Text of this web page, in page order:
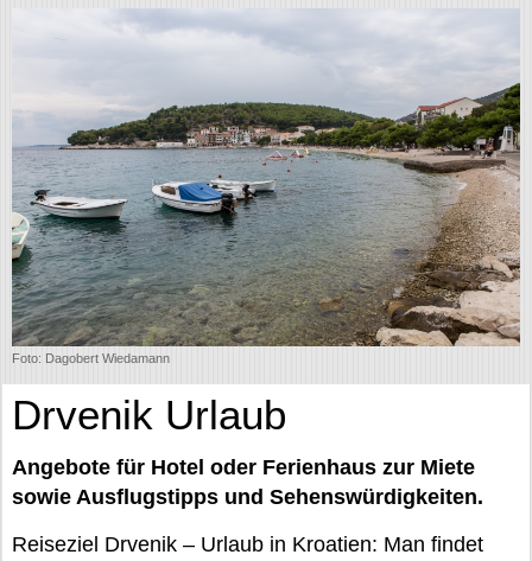
Foto: Dagobert Wiedamann
Drvenik Urlaub
Angebote für Hotel oder Ferienhaus zur Miete
sowie Ausflugstipps und Sehenswürdigkeiten.
Reiseziel Drvenik – Urlaub in Kroatien: Man findet